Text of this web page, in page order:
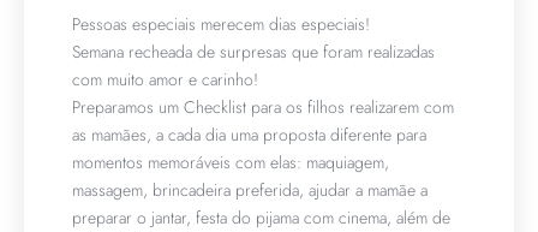
Pessoas especiais merecem dias especiais!
Semana recheada de surpresas que foram realizadas
com muito amor e carinho!
Preparamos um Checklist para os filhos realizarem com
as mamães, a cada dia uma proposta diferente para
momentos memoráveis com elas: maquiagem,
massagem, brincadeira preferida, ajudar a mamãe a
preparar o jantar, festa do pijama com cinema, além de